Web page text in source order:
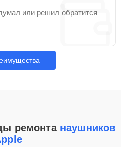
или решил обратится
ремонта наушников